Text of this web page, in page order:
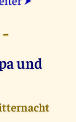
-
und